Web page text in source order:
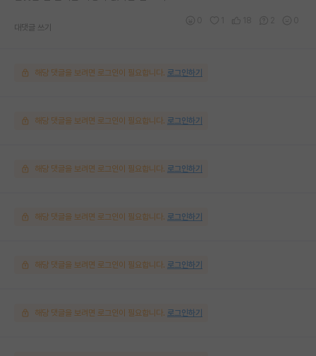
대댓글 쓰기
해당 댓글을 보려면 로그인이 필요합니다. 로그인하기
해당 댓글을 보려면 로그인이 필요합니다. 로그인하기
해당 댓글을 보려면 로그인이 필요합니다. 로그인하기
해당 댓글을 보려면 로그인이 필요합니다. 로그인하기
해당 댓글을 보려면 로그인이 필요합니다. 로그인하기
해당 댓글을 보려면 로그인이 필요합니다. 로그인하기